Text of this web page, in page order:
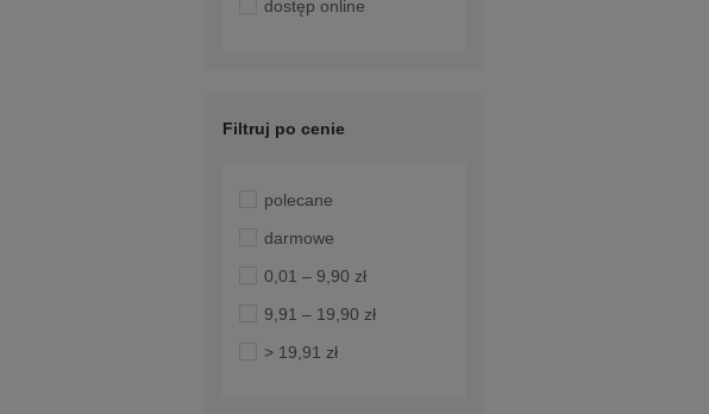
dostęp online
Filtruj po cenie
polecane
darmowe
0,01 – 9,90 zł
9,91 – 19,90 zł
> 19,91 zł